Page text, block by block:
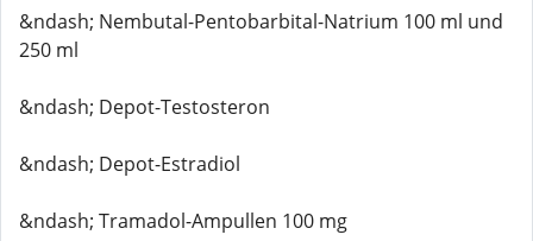
&ndash; Nembutal-Pentobarbital-Natrium 100 ml und
250 ml
&ndash; Depot-Testosteron
&ndash; Depot-Estradiol
&ndash; Tramadol-Ampullen 100 mg